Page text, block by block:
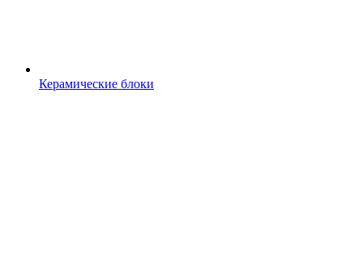
Керамические блоки